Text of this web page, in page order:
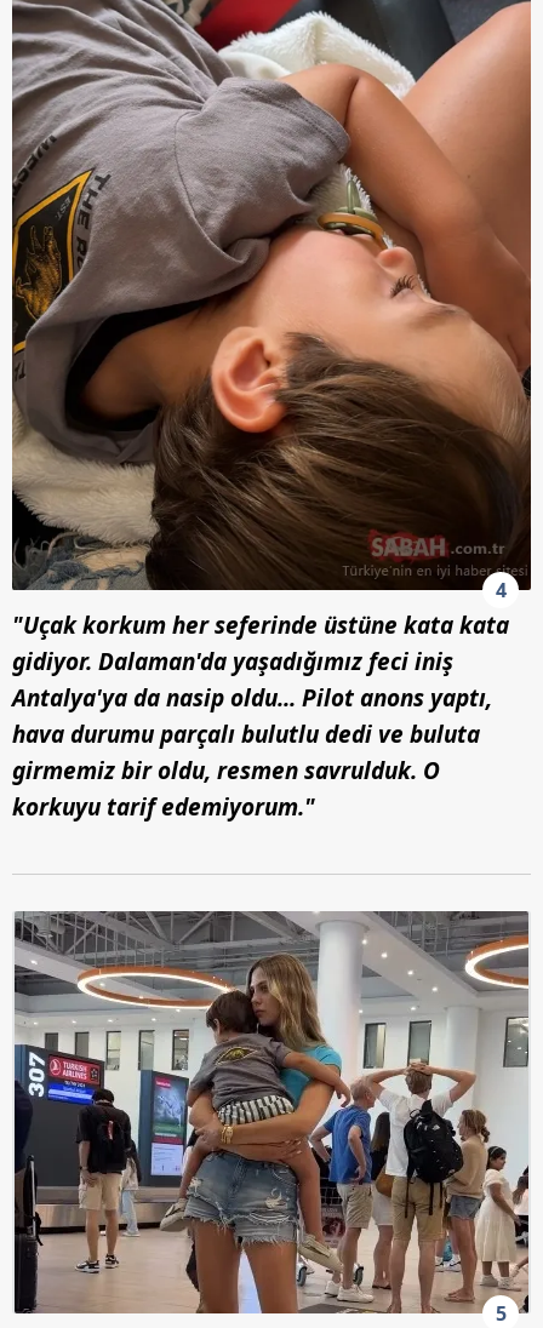
4
"Uçak korkum her seferinde üstüne kata kata
gidiyor. Dalaman'da yaşadığımız feci iniş
Antalya'ya da nasip oldu... Pilot anons yaptı,
hava durumu parçalı bulutlu dedi ve buluta
girmemiz bir oldu, resmen savrulduk. O
korkuyu tarif edemiyorum."
5